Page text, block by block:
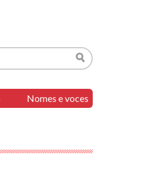
Buscar
Nomes e voces